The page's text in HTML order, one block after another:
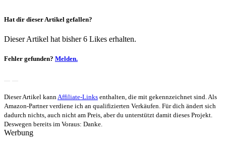
Hat dir dieser Artikel gefallen?
Dieser Artikel hat bisher 6 Likes erhalten.
Fehler gefunden? Melden.
Dieser Artikel kannAffiliate-Links enthalten, die mit gekennzeichnet sind. Als
Amazon-Partner verdiene ich an qualifizierten Verkäufen. Für dich ändert sich
dadurch nichts, auch nicht am Preis, aber du unterstützt damit dieses Projekt.
Deswegen bereits im Voraus: Danke.
Werbung